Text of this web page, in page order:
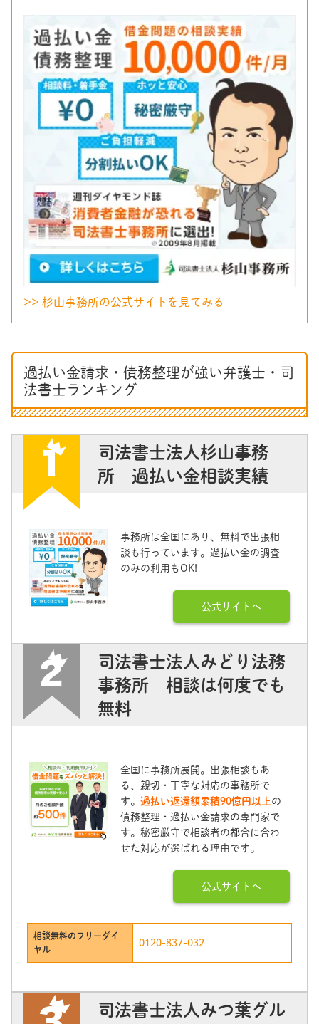
>> 杉山事務所の公式サイトを見てみる
過払い金請求・債務整理が強い弁護士・司
法書士ランキング
司法書士法人杉山事務
所 過払い金相談実績
事務所は全国にあり、無料で出張相
談も行っています。過払い金の調査
のみの利用もOK!
公式サイトへ
司法書士法人みどり法務
事務所 相談は何度でも
無料
全国に事務所展開。出張相談もあ
る、親切・丁寧な対応の事務所で
す。過払い返還額累積90億円以上 の
債務整理・過払い金請求の専門家で
す。秘密厳守で相談者の都合に合わ
せた対応が選ばれる理由です。
公式サイトへ
相談無料のフリーダイ
ヤル
0120-837-032
司法書士法人みつ葉グル